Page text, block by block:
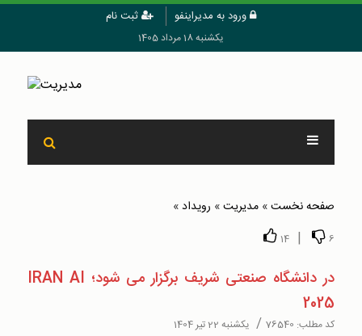
ورود به مدیراینفو ثبت نام
یکشنبه 18 مرداد 1405
صفحه نخست» مدیریت» رويداد»
6
|
14
در دانشگاه صنعتی شریف برگزار می شود؛ IRAN AI
2025
کد مطلب: 76540
/ یکشنبه 22 تیر 1404